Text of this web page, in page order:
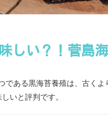
しい？！菅島
である黒海苔養殖は、古く
いと評判です。